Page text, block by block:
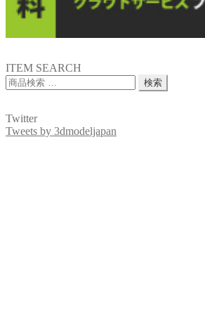
ITEM SEARCH
検
象:
検索
Twitter
Tweets by 3dmodeljapan